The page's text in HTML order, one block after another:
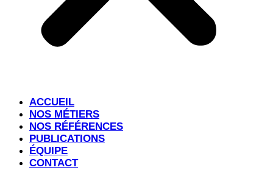
ACCUEIL
NOS MÉTIERS
NOS RÉFÉRENCES
PUBLICATIONS
ÉQUIPE
CONTACT